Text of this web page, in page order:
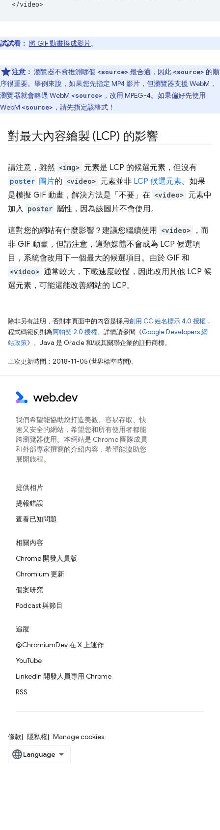
試試看： 將 GIF 動畫換成影片。
注意： 瀏覽器不會推測哪個 <source> 最合適，因此 <source> 的順
序很重要。舉例來說，如果您先指定 MP4 影片，但瀏覽器支援 WebM，
瀏覽器就會略過 WebM <source> ，改用 MPEG-4。如果偏好先使用
WebM <source> ，請先指定該格式！
對最大內容繪製 (LCP) 的影響
請注意，雖然 <img> 元素是 LCP 的候選元素，但沒有
poster 圖片的 <video> 元素並非 LCP 候選元素。如果
是模擬 GIF 動畫，解決方法是「不要」 在 <video> 元素中
加入 poster 屬性，因為該圖片不會使用。
這對您的網站有什麼影響？建議您繼續使用 <video>
，而
非 GIF 動畫，但請注意，這類媒體不會成為 LCP 候選項
目，系統會改用下一個最大的候選項目。由於 GIF 和
<video> 通常較大，下載速度較慢，因此改用其他 LCP 候
選元素，可能還能改善網站的 LCP。
除非另有註明，否則本頁面中的內容是採用創用 CC 姓名標示 4.0 授權 ，
程式碼範例則為阿帕契 2.0 授權。詳情請參閱《Google Developers 網
站政策》。Java 是 Oracle 和/或其關聯企業的註冊商標。
上次更新時間：2018-11-05 (世界標準時間)。
我們希望能協助您打造美觀、容易存取、快
速又安全的網站，希望您和所有使用者都能
跨瀏覽器使用。本網站是 Chrome 團隊成員
和外部專家撰寫的介紹內容，希望能協助您
展開旅程。
提供相片
提報錯誤
查看已知問題
相關內容
Chrome 開發人員版
Chromium 更新
個案研究
Podcast 與節目
追蹤
@ChromiumDev 在 X 上運作
YouTube
LinkedIn 開發人員專用 Chrome
RSS
條款 隱私權 Manage cookies